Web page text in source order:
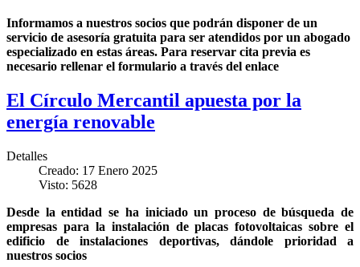
Informamos a nuestros socios que podrán disponer de un
servicio de asesoría gratuita para ser atendidos por un abogado
especializado en estas áreas. Para reservar cita previa es
necesario rellenar el formulario a través del enlace
El Círculo Mercantil apuesta por la
energía renovable
Detalles
Creado: 17 Enero 2025
Visto: 5628
Desde la entidad se ha iniciado un proceso de búsqueda de
empresas para la instalación de placas fotovoltaicas sobre el
edificio de instalaciones deportivas, dándole prioridad a
nuestros socios